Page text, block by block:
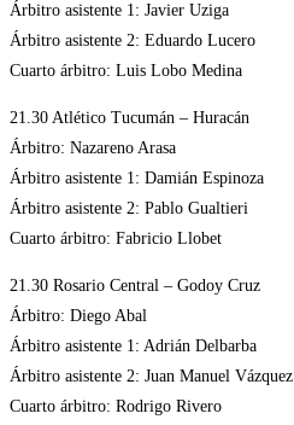
Árbitro asistente 1: Javier Uziga
Árbitro asistente 2: Eduardo Lucero
Cuarto árbitro: Luis Lobo Medina
21.30 Atlético Tucumán – Huracán
Árbitro: Nazareno Arasa
Árbitro asistente 1: Damián Espinoza
Árbitro asistente 2: Pablo Gualtieri
Cuarto árbitro: Fabricio Llobet
21.30 Rosario Central – Godoy Cruz
Árbitro: Diego Abal
Árbitro asistente 1: Adrián Delbarba
Árbitro asistente 2: Juan Manuel Vázquez
Cuarto árbitro: Rodrigo Rivero